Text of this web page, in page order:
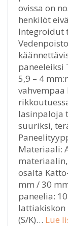
ovissa on
henkilöt
Integroidut
paneeleiksi
5,9 – 4
vahvempaa
lasinpaloja
suuriksi,
Materiaali:
osalta
mm / 30
paneelia:
lattiakiskon
(S/K)… Lue